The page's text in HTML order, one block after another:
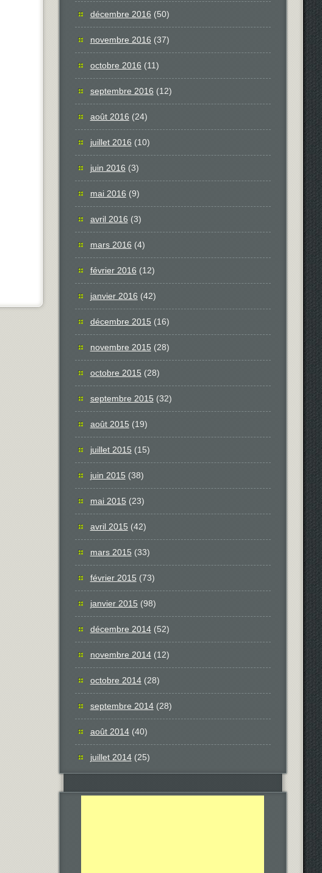
décembre 2016 (50)
novembre 2016 (37)
octobre 2016 (11)
septembre 2016 (12)
août 2016 (24)
juillet 2016 (10)
juin 2016 (3)
mai 2016 (9)
avril 2016 (3)
mars 2016 (4)
février 2016 (12)
janvier 2016 (42)
décembre 2015(16)
novembre 2015(28)
octobre 2015(28)
septembre 2015(32)
août 2015(19)
juillet 2015(15)
juin 2015(38)
mai 2015 (23)
avril 2015(42)
mars 2015(33)
février 2015(73)
janvier 2015(98)
décembre 2014(52)
novembre 2014(12)
octobre 2014(28)
septembre 2014(28)
août 2014(40)
juillet 2014(25)